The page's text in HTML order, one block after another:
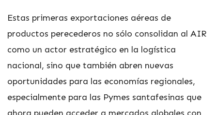
Estas primeras exportaciones aéreas de
productos perecederos no sólo consolidan al AIR
como un actor estratégico en la logística
nacional, sino que también abren nuevas
oportunidades para las economías regionales,
especialmente para las Pymes santafesinas que